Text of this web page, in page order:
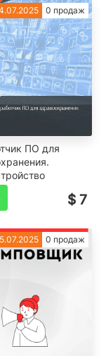
0 продаж
ПО для
$ 7
0 продаж